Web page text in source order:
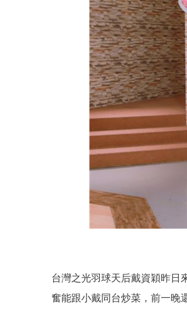
台灣之光羽球天后戴資穎昨日
奮能跟小戴同台炒菜，前一晚